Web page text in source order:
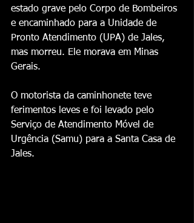
estado grave pelo Corpo de Bombeiros
e encaminhado para a Unidade de
Pronto Atendimento (UPA) de Jales,
mas morreu. Ele morava em Minas
Gerais.
O motorista da caminhonete teve
ferimentos leves e foi levado pelo
Serviço de Atendimento Móvel de
Urgência (Samu) para a Santa Casa de
Jales.